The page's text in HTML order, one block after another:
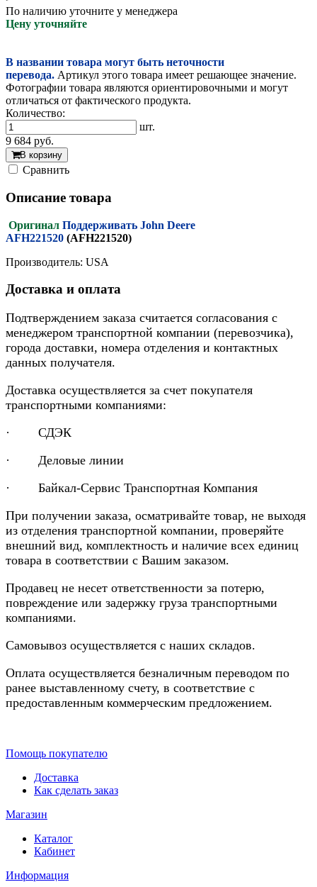
По наличию уточните у менеджера
Цену уточняйте
В названии товара могут быть неточности
перевода. Артикул этого товара имеет решающее значение.
Фотографии товара являются ориентировочными и могут
отличаться от фактического продукта.
Количество:
шт.
9 684 руб.
В корзину
Cравнить
Описание товара
Оригинал Поддерживать John Deere
AFH221520 (AFH221520)
Производитель: USA
Доставка и оплата
Подтверждением заказа считается согласования с
менеджером транспортной компании (перевозчика),
города доставки, номера отделения и контактных
данных получателя.
Доставка осуществляется за счет покупателя
транспортными компаниями:
· СДЭК
· Деловые линии
· Байкал-Сервис Транспортная Компания
При получении заказа, осматривайте товар, не выходя
из отделения транспортной компании, проверяйте
внешний вид, комплектность и наличие всех единиц
товара в соответствии с Вашим заказом.
Продавец не несет ответственности за потерю,
повреждение или задержку груза транспортными
компаниями.
Самовывоз осуществляется с наших складов.
Оплата осуществляется безналичным переводом по
ранее выставленному счету, в соответствие с
предоставленным коммерческим предложением.
Помощь покупателю
Доставка
Как сделать заказ
Магазин
Каталог
Кабинет
Информация